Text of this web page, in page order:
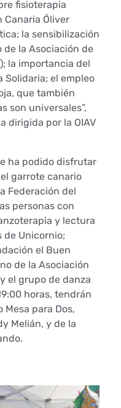
fisioterapia
Canaria Óliver
la sensibilización
de la Asociación de
la importancia del
Solidaria; el empleo
que también
son universales”,
dirigida por la OIAV
ha podido disfrutar
garrote canario
Federación del
personas con
y lectura
de Unicornio;
el Buen
de la Asociación
el grupo de danza
horas, tendrán
para Dos,
Melián, y de la